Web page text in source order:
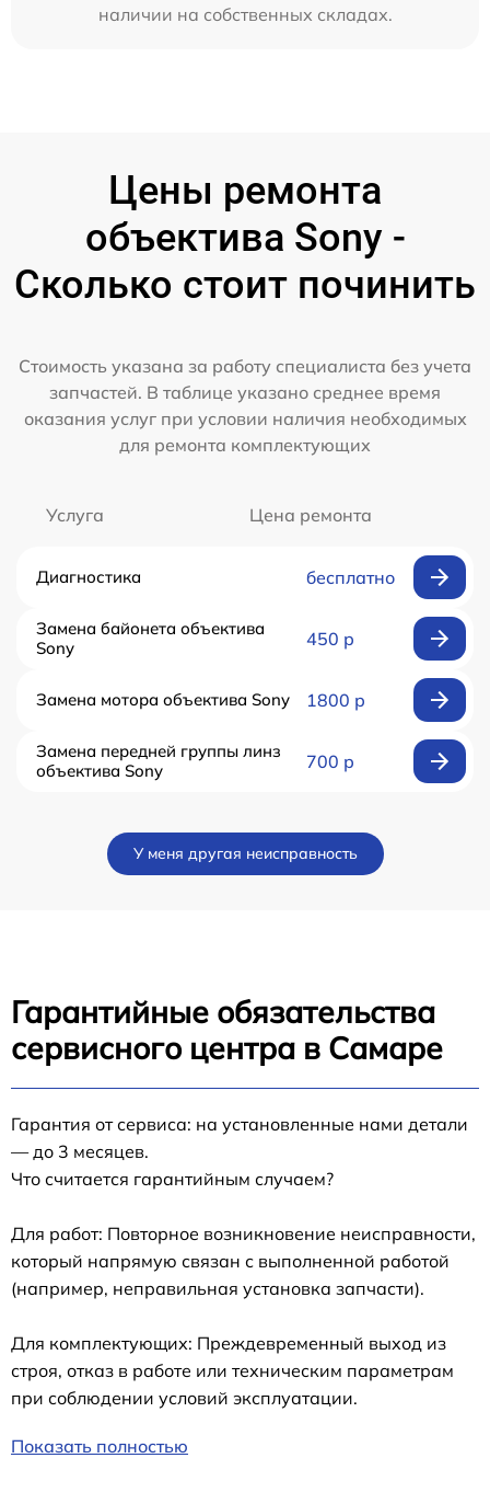
наличии на собственных складах.
Цены ремонта
объектива Sony -
Сколько стоит починить
Стоимость указана за работу специалиста без учета
запчастей. В таблице указано среднее время
оказания услуг при условии наличия необходимых
для ремонта комплектующих
Услуга Цена ремонта
Диагностика бесплатно
Замена байонета объектива
Sony
450 р
Замена мотора объектива Sony 1800 р
Замена передней группы линз
объектива Sony
700 р
У меня другая неисправность
Гарантийные обязательства
сервисного центра в Самаре
Гарантия от сервиса: на установленные нами детали
— до 3 месяцев.
Что считается гарантийным случаем?
Для работ: Повторное возникновение неисправности,
который напрямую связан с выполненной работой
(например, неправильная установка запчасти).
Для комплектующих: Преждевременный выход из
строя, отказ в работе или техническим параметрам
при соблюдении условий эксплуатации.
Показать полностью